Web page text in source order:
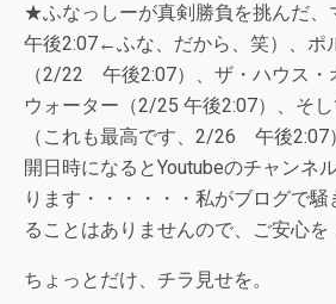
★ふなっしーが真剣勝負を挑んだ、
午後2:07←ふな、だから、笑）、ポ
（2/22 午後2:07）、ザ・ハウス・
ウォーター（2/25 午後2:07）、そ
（これも最高です、2/26 午後2:07
開日時になるとYoutubeのチャンネ
ります・・・・・・私がブログで
ることはありませんので、ご安心を
ちょっとだけ、チラ見せを。